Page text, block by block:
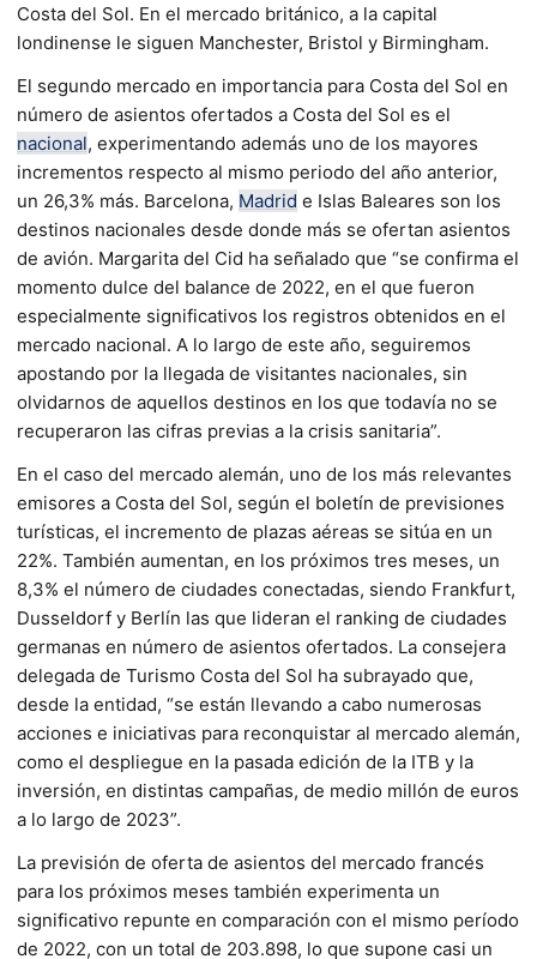
Costa del Sol. En el mercado británico, a la capital
londinense le siguen Manchester, Bristol y Birmingham.
El segundo mercado en importancia para Costa del Sol en
número de asientos ofertados a Costa del Sol es el
nacional, experimentando además uno de los mayores
incrementos respecto al mismo periodo del año anterior,
un 26,3% más. Barcelona, Madrid e Islas Baleares son los
destinos nacionales desde donde más se ofertan asientos
de avión. Margarita del Cid ha señalado que “se confirma el
momento dulce del balance de 2022, en el que fueron
especialmente significativos los registros obtenidos en el
mercado nacional. A lo largo de este año, seguiremos
apostando por la llegada de visitantes nacionales, sin
olvidarnos de aquellos destinos en los que todavía no se
recuperaron las cifras previas a la crisis sanitaria”.
En el caso del mercado alemán, uno de los más relevantes
emisores a Costa del Sol, según el boletín de previsiones
turísticas, el incremento de plazas aéreas se sitúa en un
22%. También aumentan, en los próximos tres meses, un
8,3% el número de ciudades conectadas, siendo Frankfurt,
Dusseldorf y Berlín las que lideran el ranking de ciudades
germanas en número de asientos ofertados. La consejera
delegada de Turismo Costa del Sol ha subrayado que,
desde la entidad, “se están llevando a cabo numerosas
acciones e iniciativas para reconquistar al mercado alemán,
como el despliegue en la pasada edición de la ITB y la
inversión, en distintas campañas, de medio millón de euros
a lo largo de 2023”.
La previsión de oferta de asientos del mercado francés
para los próximos meses también experimenta un
significativo repunte en comparación con el mismo período
de 2022, con un total de 203.898, lo que supone casi un